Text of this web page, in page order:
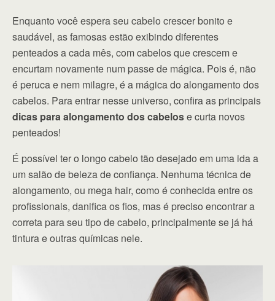
Enquanto você espera seu cabelo crescer bonito e
saudável, as famosas estão exibindo diferentes
penteados a cada mês, com cabelos que crescem e
encurtam novamente num passe de mágica. Pois é, não
é peruca e nem milagre, é a mágica do alongamento dos
cabelos. Para entrar nesse universo, confira as principais
dicas para alongamento dos cabelose curta novos
penteados!
É possível ter o longo cabelo tão desejado em uma ida a
um salão de beleza de confiança. Nenhuma técnica de
alongamento, ou mega hair, como é conhecida entre os
profissionais, danifica os fios, mas é preciso encontrar a
correta para seu tipo de cabelo, principalmente se já há
tintura e outras químicas nele.